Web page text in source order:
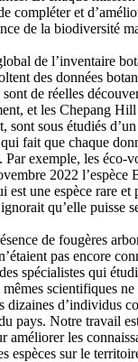
compléter et
de la biodiversité
de l’inventaire
des données
de réelles
et les Chepang Hill
sont sous étudiés
fait que chaque
Par exemple, les éco-
2022 l’espèce
est une espèce rare et
qu’elle puisse
de fougères
pas encore
spécialistes qui
mêmes scientifiques
dizaines d’individus
pays. Notre travail
améliorer les
espèces sur le